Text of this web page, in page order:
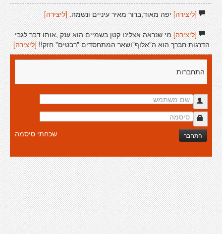
[ליצירה]יפה מאוד,ברור מאיר עיניים ונשמה. [ליצירה]
[ליצירה]מי שנראה אצלינו קטן בשמיים הוא ענק ,אותו דבר לגבי
הדרגות חברך הוא ה"אלוף"ושאר המתחסדים "רבטים" חזק!! [ליצירה]
התחברות
התחבר שכחתי סיסמה